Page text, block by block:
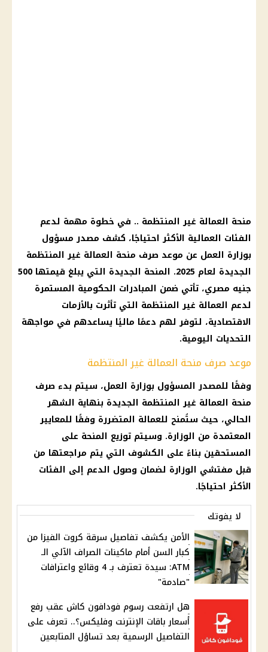
منحة العمالة غير المنتظمة .. في خطوة مهمة لدعم
الفئات العمالية الأكثر احتياجًا، كشف مصدر مسؤول
بوزارة العمل عن موعد صرف منحة العمالة غير المنتظمة
الجديدة لعام 2025.
المنحة الجديدة التي يبلغ قيمتها 500
جنيه مصري، تأتي ضمن المبادرات الحكومية المستمرة
لدعم العمالة غير المنتظمة التي تأثرت بالأزمات
الاقتصادية، لتوفر لهم دعمًا ماليًا يساعدهم في مواجهة
التحديات اليومية.
موعد صرف منحة العمالة غير المنتظمة
وفقًا للمصدر المسؤول بوزارة العمل، سيتم بدء صرف
منحة العمالة غير المنتظمة الجديدة بنهاية الشهر
الحالي، حيث ستُمنح للعمالة المتضررة وفقًا للمعايير
المعتمدة من الوزارة. وسيتم توزيع المنحة على
المستحقين بناءً على الكشوف التي يتم مراجعتها من
قبل مفتشي الوزارة لضمان وصول الدعم إلى الفئات
الأكثر احتياجًا.
لا يفوتك
الأمن يكشف تفاصيل سرقة كروت الفيزا من
كبار السن أمام ماكينات الصراف الآلي الـ
ATM: سيدة تعترف بـ 4 وقائع واعترافات
"صادمة"
هل ارتفعت رسوم فودافون كاش عقب رفع
أسعار باقات الإنترنت وفليكس؟.. تعرف على
التفاصيل الرسمية بعد تساؤل المتابعين